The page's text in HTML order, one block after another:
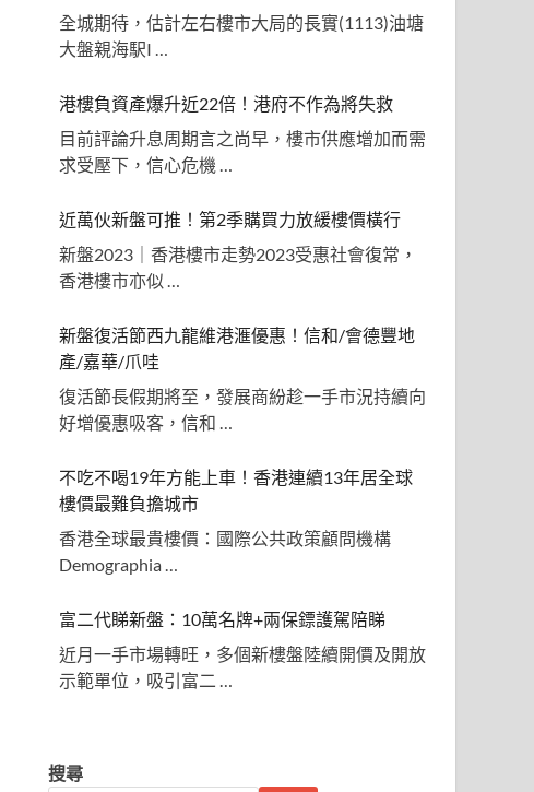
全城期待，估計左右樓市大局的長實(1113)油塘
大盤親海駅I …
港樓負資產爆升近22倍！港府不作為將失救
目前評論升息周期言之尚早，樓市供應增加而需
求受壓下，信心危機 …
近萬伙新盤可推！第2季購買力放緩樓價橫行
新盤2023｜香港樓市走勢2023受惠社會復常，
香港樓市亦似 …
新盤復活節西九龍維港滙優惠！信和/會德豐地
產/嘉華/爪哇
復活節長假期將至，發展商紛趁一手市況持續向
好增優惠吸客，信和 …
不吃不喝19年方能上車！香港連續13年居全球
樓價最難負擔城市
香港全球最貴樓價：國際公共政策顧問機構
Demographia …
富二代睇新盤：10萬名牌+兩保鏢護駕陪睇
近月一手市場轉旺，多個新樓盤陸續開價及開放
示範單位，吸引富二 …
搜尋